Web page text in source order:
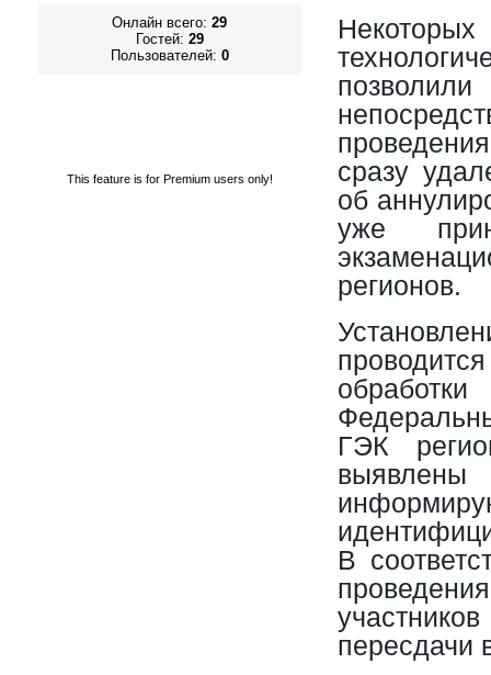
Онлайн всего: 29
Гостей: 29
Пользователей: 0
This feature is for Premium users only!
сразу
об
уже
регионов.
ГЭК
В
пересдачи